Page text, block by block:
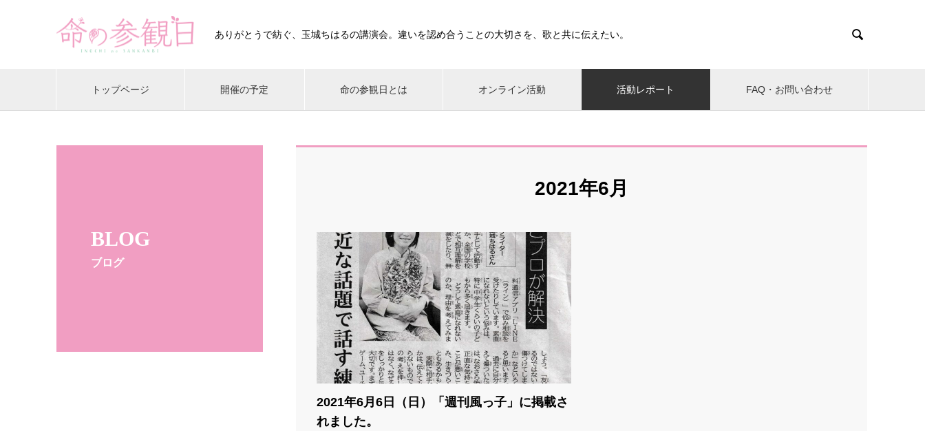
ありがとうで紡ぐ、玉城ちはるの講演会。違いを認め合うことの大切さを、歌と共に伝えたい。 
トップページ 開催の予定 命の参観日とは オンライン活動 活動レポート FAQ・お問い合わせ
BLOG
ブログ
2021年6月
2021年6月6日（日）「週刊風っ子」に掲載さ
れました。